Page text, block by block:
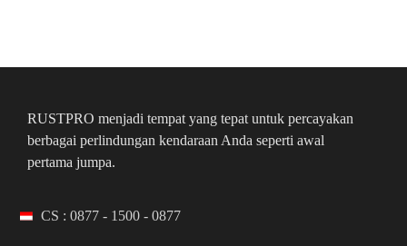
RUSTPRO menjadi tempat yang tepat untuk percayakan
berbagai perlindungan kendaraan Anda seperti awal
pertama jumpa.
CS : 0877 - 1500 - 0877